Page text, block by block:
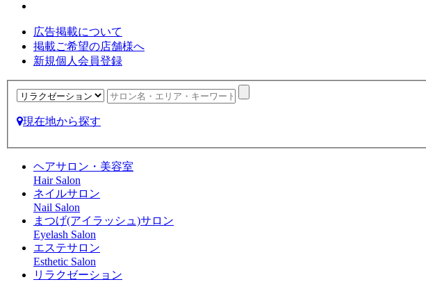
広告掲載について
掲載ご希望の店舗様へ
新規個人会員登録
現在地から探す
ヘアサロン・美容室
Hair Salon
ネイルサロン
Nail Salon
まつげ(アイラッシュ)サロン
Eyelash Salon
エステサロン
Esthetic Salon
リラクゼーション